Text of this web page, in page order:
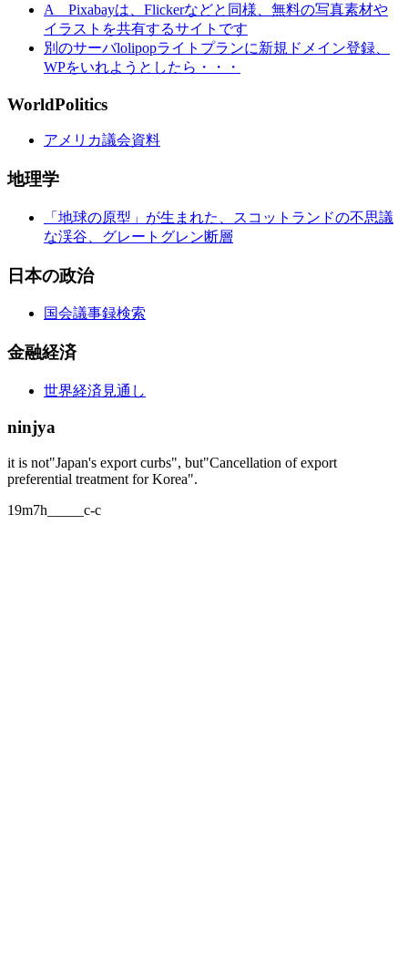
A Pixabayは、Flickerなどと同様、無料の写真素材や
イラストを共有するサイトです
別のサーバlolipopライトプランに新規ドメイン登録、
WPをいれようとしたら・・・
WorldPolitics
アメリカ議会資料
地理学
「地球の原型」が生まれた、スコットランドの不思議
な渓谷、グレートグレン断層
日本の政治
国会議事録検索
金融経済
世界経済見通し
ninjya
it is not"Japan's export curbs", but"Cancellation of export
preferential treatment for Korea".
19m7h_____c-c